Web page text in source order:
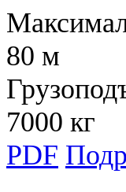
80 м
7000 кг
PDF